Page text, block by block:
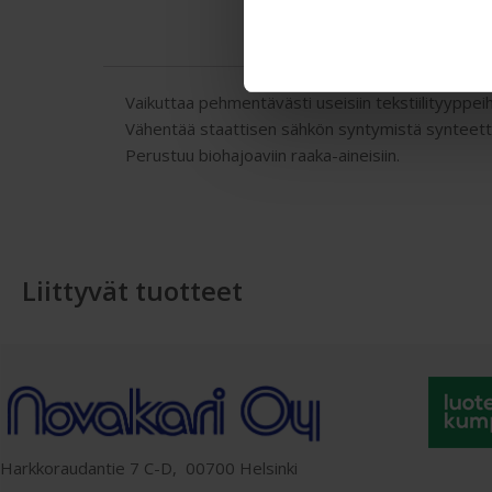
Vaikuttaa pehmentävästi useisiin
Vähentää staattisen sähkön syntymistä
Perustuu biohajoaviin raaka-aineisiin.
Liittyvät tuotteet
Harkkoraudantie 7 C-D, 00700 Helsinki